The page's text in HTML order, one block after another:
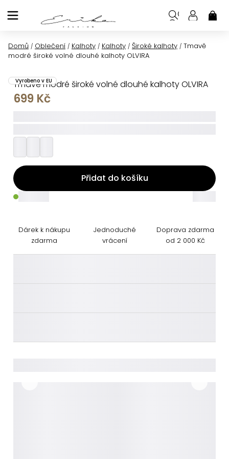
na
Domů / Oblečení / Kalhoty / Kalhoty / Široké kalhoty / Tmavě
modré široké volné dlouhé kalhoty OLVIRA
Tmavě modré široké volné dlouhé kalhoty OLVIRA
Vyrobeno v EU
699 Kč
Přidat do košíku
Dárek k nákupu
zdarma
Jednoduché
vrácení
Doprava zdarma
od 2 000 Kč